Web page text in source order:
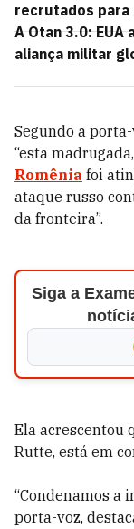
recrutados para
A Otan 3.0: EUA
aliança militar
Segundo a
“esta
Romênia foi
ataque russo
da fronteira”.
Siga a
Ela acrescentou
Rutte, está em
“Condenamos a
porta-voz,